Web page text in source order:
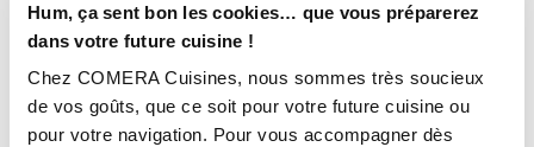
Hum, ça sent bon les cookies… que vous préparerez
dans votre future cuisine !
Chez COMERA Cuisines, nous sommes très soucieux
de vos goûts, que ce soit pour votre future cuisine ou
pour votre navigation. Pour vous accompagner dès